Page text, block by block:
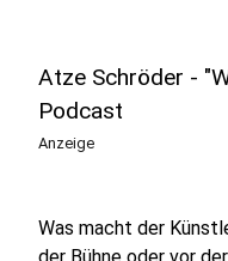
Atze Schröder -
Podcast
Anzeige
Was macht der